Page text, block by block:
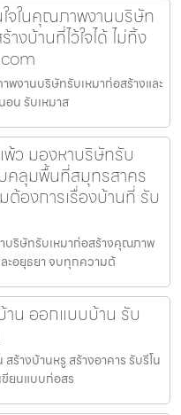
จในคุณภาพงานบริษัท
งบ้านที่ไว้ใจได้ ไม่ทิ้ง
พงานบริษัทรับเหมาก่อสร้างและ
อน รับเหมาส
ว มองหาบริษัทรับ
คลุมพื้นที่สมุทรสาคร
องการเรื่องบ้านที่ รับ
บริษัทรับเหมาก่อสร้างคุณภาพ
ะอยุธยา จบทุกความต้
าน ออกแบบบ้าน รับ
ร้างบ้านหรู สร้างอาคาร รับรีโน
ขียนแบบก่อสร